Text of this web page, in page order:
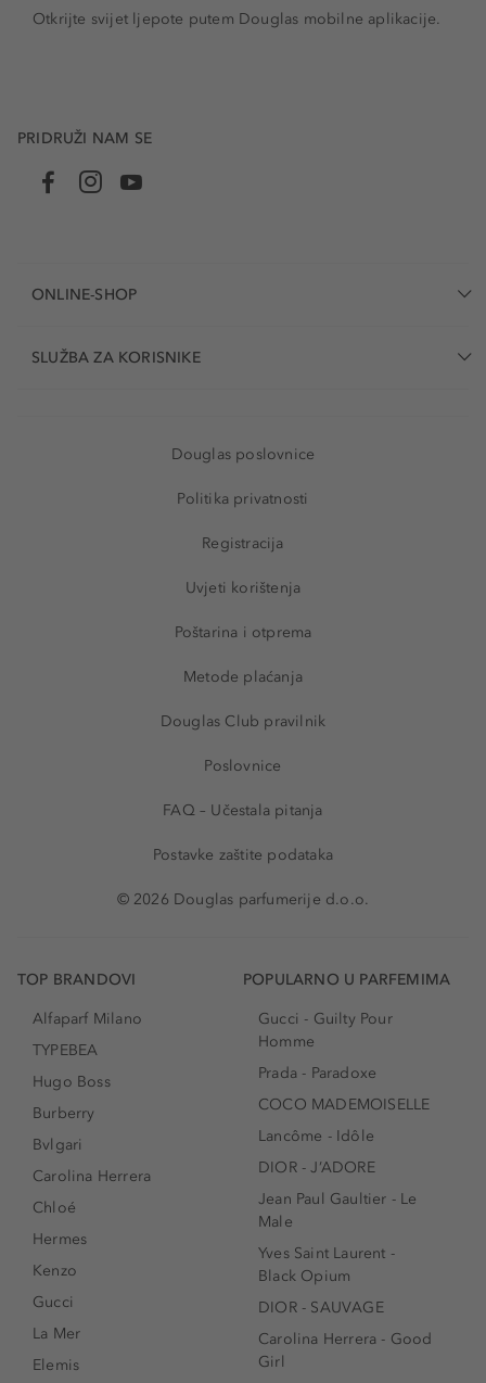
Otkrijte svijet ljepote putem Douglas mobilne aplikacije.
PRIDRUŽI NAM SE
ONLINE-SHOP
SLUŽBA ZA KORISNIKE
Douglas poslovnice
Politika privatnosti
Registracija
Uvjeti korištenja
Poštarina i otprema
Metode plaćanja
Douglas Club pravilnik
Poslovnice
FAQ – Učestala pitanja
Postavke zaštite podataka
© 2026 Douglas parfumerije d.o.o.
TOP BRANDOVI
Alfaparf Milano
TYPEBEA
Hugo Boss
Burberry
Bvlgari
Carolina Herrera
Chloé
Hermes
Kenzo
Gucci
La Mer
Elemis
POPULARNO U PARFEMIMA
Gucci - Guilty Pour
Homme
Prada - Paradoxe
COCO MADEMOISELLE
Lancôme - Idôle
DIOR - J’ADORE
Jean Paul Gaultier - Le
Male
Yves Saint Laurent -
Black Opium
DIOR - SAUVAGE
Carolina Herrera - Good
Girl